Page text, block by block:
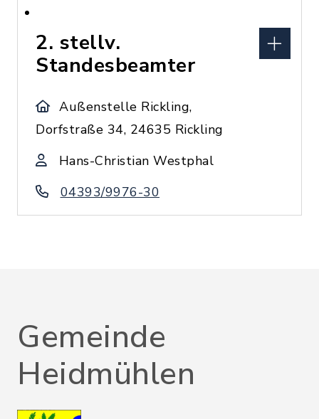
2. stellv.
Standesbeamter
Außenstelle Rickling,
Dorfstraße 34, 24635 Rickling
Hans-Christian Westphal
04393/9976-30
Gemeinde
Heidmühlen